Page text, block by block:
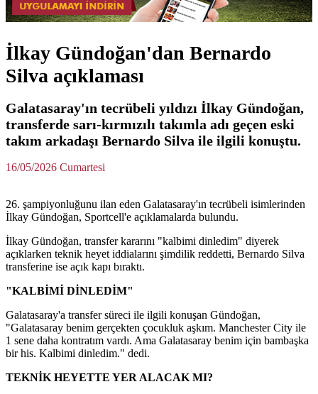
İlkay Gündoğan'dan Bernardo
Silva açıklaması
Galatasaray'ın tecrübeli yıldızı İlkay Gündoğan,
transferde sarı-kırmızılı takımla adı geçen eski
takım arkadaşı Bernardo Silva ile ilgili konuştu.
16/05/2026 Cumartesi
26. şampiyonluğunu ilan eden Galatasaray'ın tecrübeli isimlerinden
İlkay Gündoğan, Sportcell'e açıklamalarda bulundu.
İlkay Gündoğan, transfer kararını "kalbimi dinledim" diyerek
açıklarken teknik heyet iddialarını şimdilik reddetti, Bernardo Silva
transferine ise açık kapı bıraktı.
"KALBİMİ DİNLEDİM"
Galatasaray'a transfer süreci ile ilgili konuşan Gündoğan,
"Galatasaray benim gerçekten çocukluk aşkım. Manchester City ile
1 sene daha kontratım vardı. Ama Galatasaray benim için bambaşka
bir his. Kalbimi dinledim." dedi.
TEKNİK HEYETTE YER ALACAK MI?